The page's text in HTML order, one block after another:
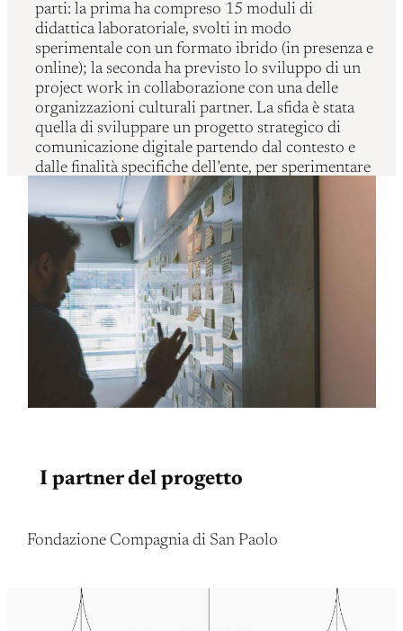
parti: la prima ha compreso 15 moduli di
didattica laboratoriale, svolti in modo
sperimentale con un formato ibrido (in presenza e
online); la seconda ha previsto lo sviluppo di un
project work in collaborazione con una delle
organizzazioni culturali partner. La sfida è stata
quella di sviluppare un progetto strategico di
comunicazione digitale partendo dal contesto e
dalle finalità specifiche dell’ente, per sperimentare
i contenuti appresi durante il percorso.
I partner del progetto
Fondazione Compagnia di San Paolo